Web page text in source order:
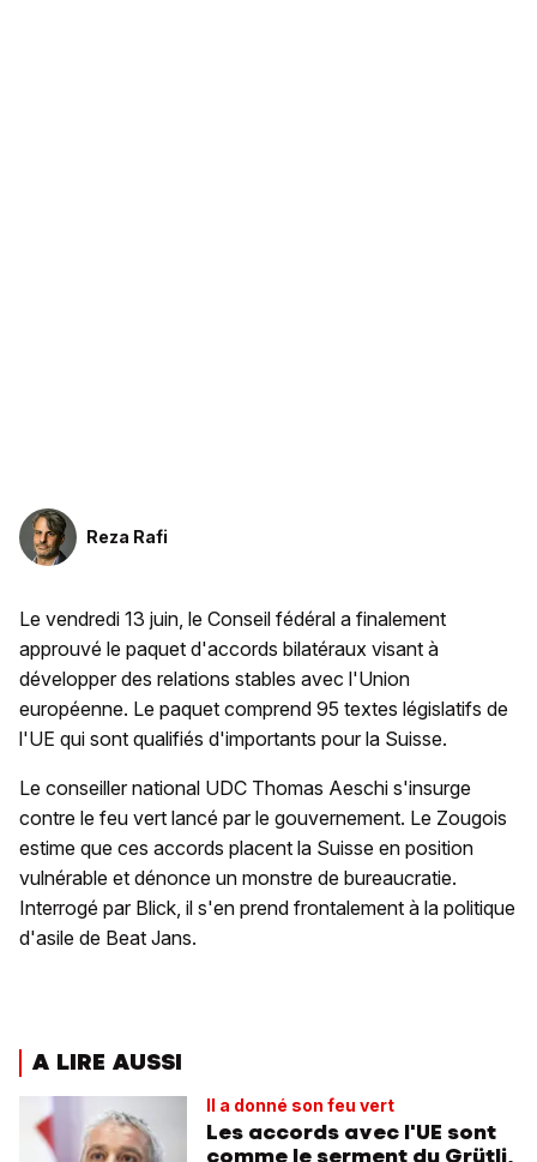
Reza Rafi
Le vendredi 13 juin, le Conseil fédéral a finalement
approuvé le paquet d'accords bilatéraux visant à
développer des relations stables avec l'Union
européenne. Le paquet comprend 95 textes législatifs de
l'UE qui sont qualifiés d'importants pour la Suisse.
Le conseiller national UDC Thomas Aeschi s'insurge
contre le feu vert lancé par le gouvernement. Le Zougois
estime que ces accords placent la Suisse en position
vulnérable et dénonce un monstre de bureaucratie.
Interrogé par Blick, il s'en prend frontalement à la politique
d'asile de Beat Jans.
A LIRE AUSSI
Il a donné son feu vert
Les accords avec l'UE sont
comme le serment du Grütli,